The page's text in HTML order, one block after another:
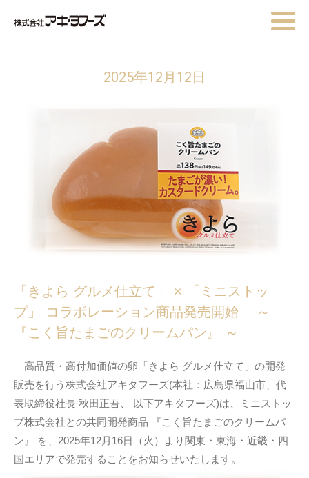
2025年12月12日
「きよら グルメ仕立て」 × 「ミニストッ
プ」 コラボレーション商品発売開始 ～
『こく旨たまごのクリームパン』 ～
高品質・高付加価値の卵「きよら グルメ仕立て」の開発
販売を行う株式会社アキタフーズ(本社：広島県福山市、代
表取締役社⻑ 秋田正吾、 以下アキタフーズ)は、ミニストッ
プ株式会社との共同開発商品 『こく旨たまごのクリームパ
ン』 を、2025年12月16日（火）より関東・東海・近畿・四
国エリアで発売することをお知らせいたします。